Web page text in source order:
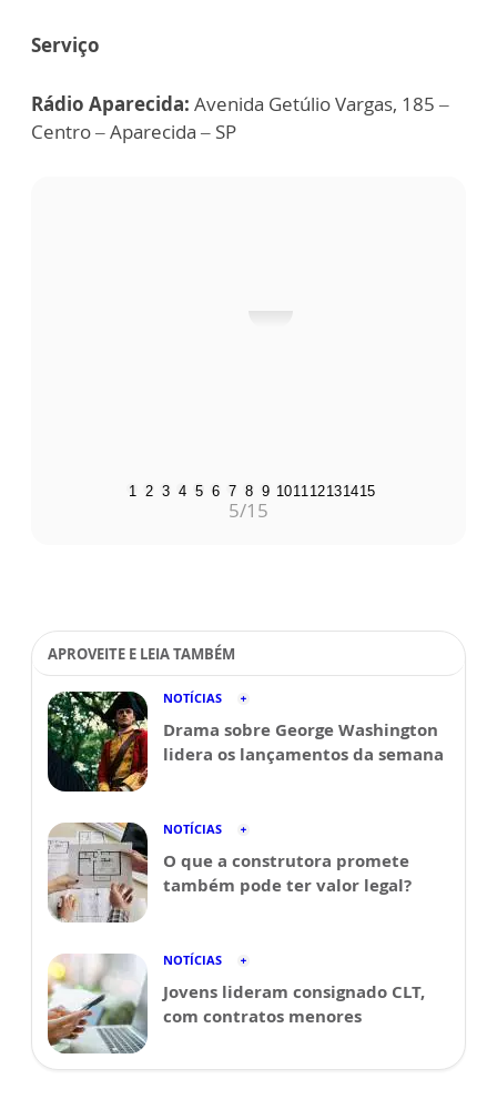
Serviço
Rádio Aparecida: Avenida Getúlio Vargas, 185 –
Centro – Aparecida – SP
1 2 3 4 5 6 7 8 9 101112131415
5/15
APROVEITE E LEIA TAMBÉM
NOTÍCIAS
Drama sobre George Washington
lidera os lançamentos da semana
NOTÍCIAS
O que a construtora promete
também pode ter valor legal?
NOTÍCIAS
Jovens lideram consignado CLT,
com contratos menores